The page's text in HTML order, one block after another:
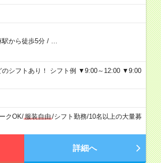
駅から徒歩5分/
のシフトあり！ シフト例 ▼9:00～12:00 ▼9:00
クOK/服装自由/シフト勤務/10名以上の大量募
詳細へ